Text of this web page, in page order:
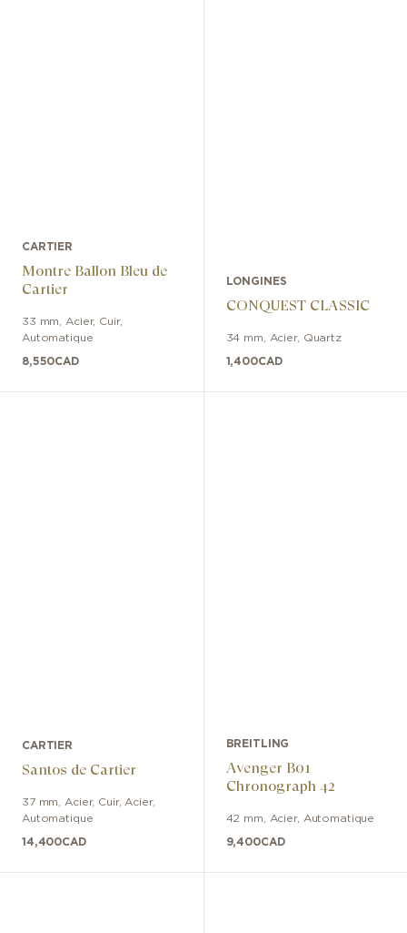
CARTIER
Montre Ballon Bleu de
Cartier
33 mm Acier, Cuir,
Automatique
8,550CAD
LONGINES
CONQUEST CLASSIC
34 mm Acier, Quartz
1,400CAD
CARTIER
Santos de Cartier
37 mm Acier, Cuir, Acier,
Automatique
14,400CAD
BREITLING
Avenger B01
Chronograph 42
42 mm Acier, Automatique
9,400CAD